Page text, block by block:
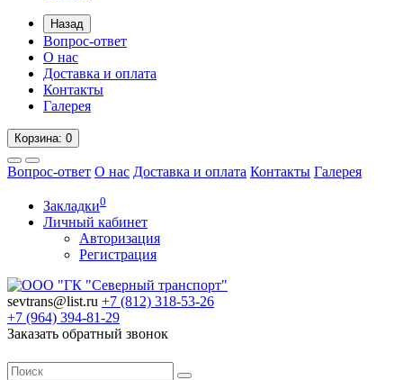
Назад
Вопрос-ответ
О нас
Доставка и оплата
Контакты
Галерея
Корзина: 0
Вопрос-ответ О нас Доставка и оплата Контакты Галерея
Закладки0
Личный кабинет
Авторизация
Регистрация
sevtrans@list.ru +7 (812) 318-53-26
+7 (964) 394-81-29
Заказать обратный звонок